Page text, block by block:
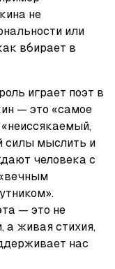
не
или
вбирает в
играет поэт в
— это «самое
«неиссякаемый,
силы мыслить и
человека с
— это не
а живая стихия,
нас